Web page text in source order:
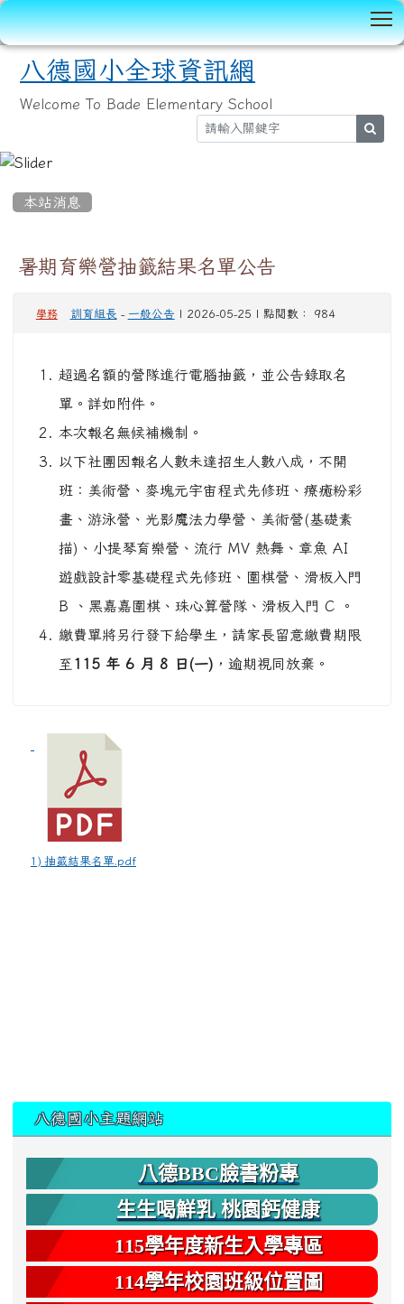
八德國小全球資訊網
Welcome To Bade Elementary School
本站消息
暑期育樂營抽籤結果名單公告
學務 訓育組長 - 一般公告 | 2026-05-25 | 點閱數： 984
超過名額的營隊進行電腦抽籤，並公告錄取名
單。詳如附件。
本次報名無候補機制。
以下社團因報名人數未達招生人數八成，不開
班：美術營、麥塊元宇宙程式先修班、療癒粉彩
畫、游泳營、光影魔法力學營、美術營(基礎素
描)、小提琴育樂營、流行 MV 熱舞、章魚 AI
遊戲設計零基礎程式先修班、圍棋營、滑板入門
B 、黑嘉嘉圍棋、珠心算營隊、滑板入門 C 。
繳費單將另行發下給學生，請家長留意繳費期限
至 115 年 6 月 8 日(一) ，逾期視同放棄。
1) 抽籤結果名單.pdf
八德國小主題網站
八德BBC臉書粉專
生生喝鮮乳 桃園鈣健康
115學年度新生入學專區
114學年校園班級位置圖